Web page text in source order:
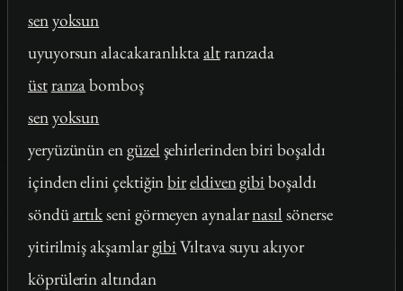
senyoksun
uyuyorsun alacakaranlıktaaltranzada
üstranzabomboş
senyoksun
yeryüzünün engüzel şehirlerinden biri boşaldı
içinden elini çektiğinbireldivengibi boşaldı
söndüartıkseni görmeyen aynalarnasıl sönerse
yitirilmiş akşamlargibi Vıltava suyu akıyor
köprülerin altından